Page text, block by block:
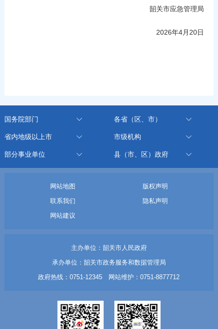
韶关市应急管理局
2026年4月20日
国务院部门 各省（区、市）
省内地级以上市 市级机构
部分事业单位 县（市、区）政府
网站地图
版权声明
联系我们
隐私声明
网站建议
主办单位：韶关市人民政府
承办单位：韶关市政务服务和数据管理局
政府热线：0751-12345 网站维护：0751-8877712